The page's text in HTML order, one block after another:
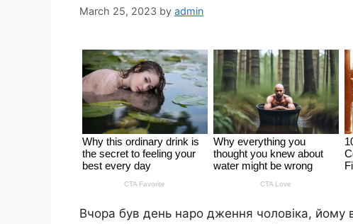
March 25, 2023 by admin
Вчора був день наро дження чоловіка, йому